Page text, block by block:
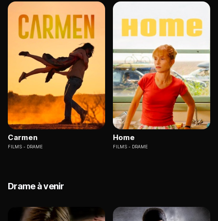
Carmen
FILMS DRAME
Home
FILMS DRAME
Drame à venir